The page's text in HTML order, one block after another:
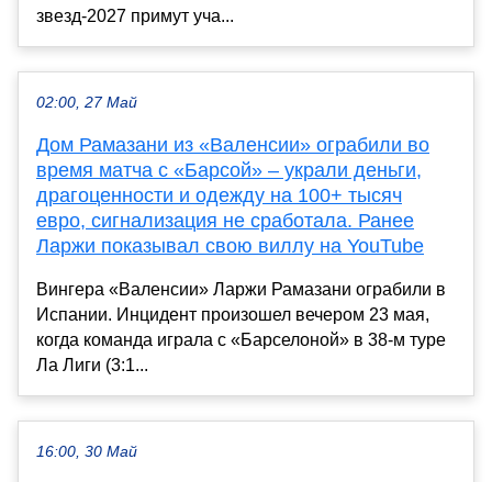
звезд-2027 примут уча...
02:00, 27 Май
Дом Рамазани из «Валенсии» ограбили во
время матча с «Барсой» – украли деньги,
драгоценности и одежду на 100+ тысяч
евро, сигнализация не сработала. Ранее
Ларжи показывал свою виллу на YouTube
Вингера «Валенсии» Ларжи Рамазани ограбили в
Испании. Инцидент произошел вечером 23 мая,
когда команда играла с «Барселоной» в 38-м туре
Ла Лиги (3:1...
16:00, 30 Май